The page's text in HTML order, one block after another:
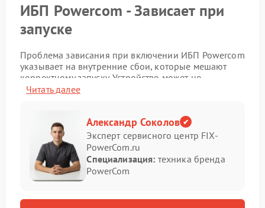
ИБП Powercom - Зависает при
запуске
Проблема зависания при включении ИБП Powercom
указывает на внутренние сбои, которые мешают
корректному запуску. Устройство может не
переходить в рабочий режим, что ограничивает его
Признаки неисправности
Распознать проблему можно по следующим
симптомам:
Отсутствие полной загрузки устройства
Читать далее
Александр Соколов
Эксперт сервисного центр FIX-
PowerCom.ru
Специализация: техника бренда
PowerCom